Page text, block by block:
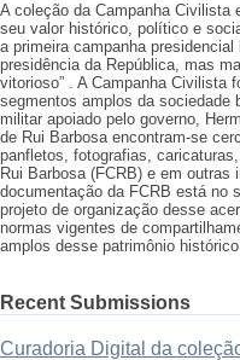
A coleção da Campanha Civilista
seu valor histórico, político e
a primeira campanha
presidência da República, mas
vitorioso” . A Campanha Civilista
segmentos amplos da sociedade
militar apoiado pelo governo,
de Rui Barbosa encontram-se
panfletos, fotografias,
Rui Barbosa (FCRB) e em
documentação da FCRB está no
projeto de organização desse
normas vigentes de
amplos desse patrimônio
Recent Submissions
Curadoria Digital da